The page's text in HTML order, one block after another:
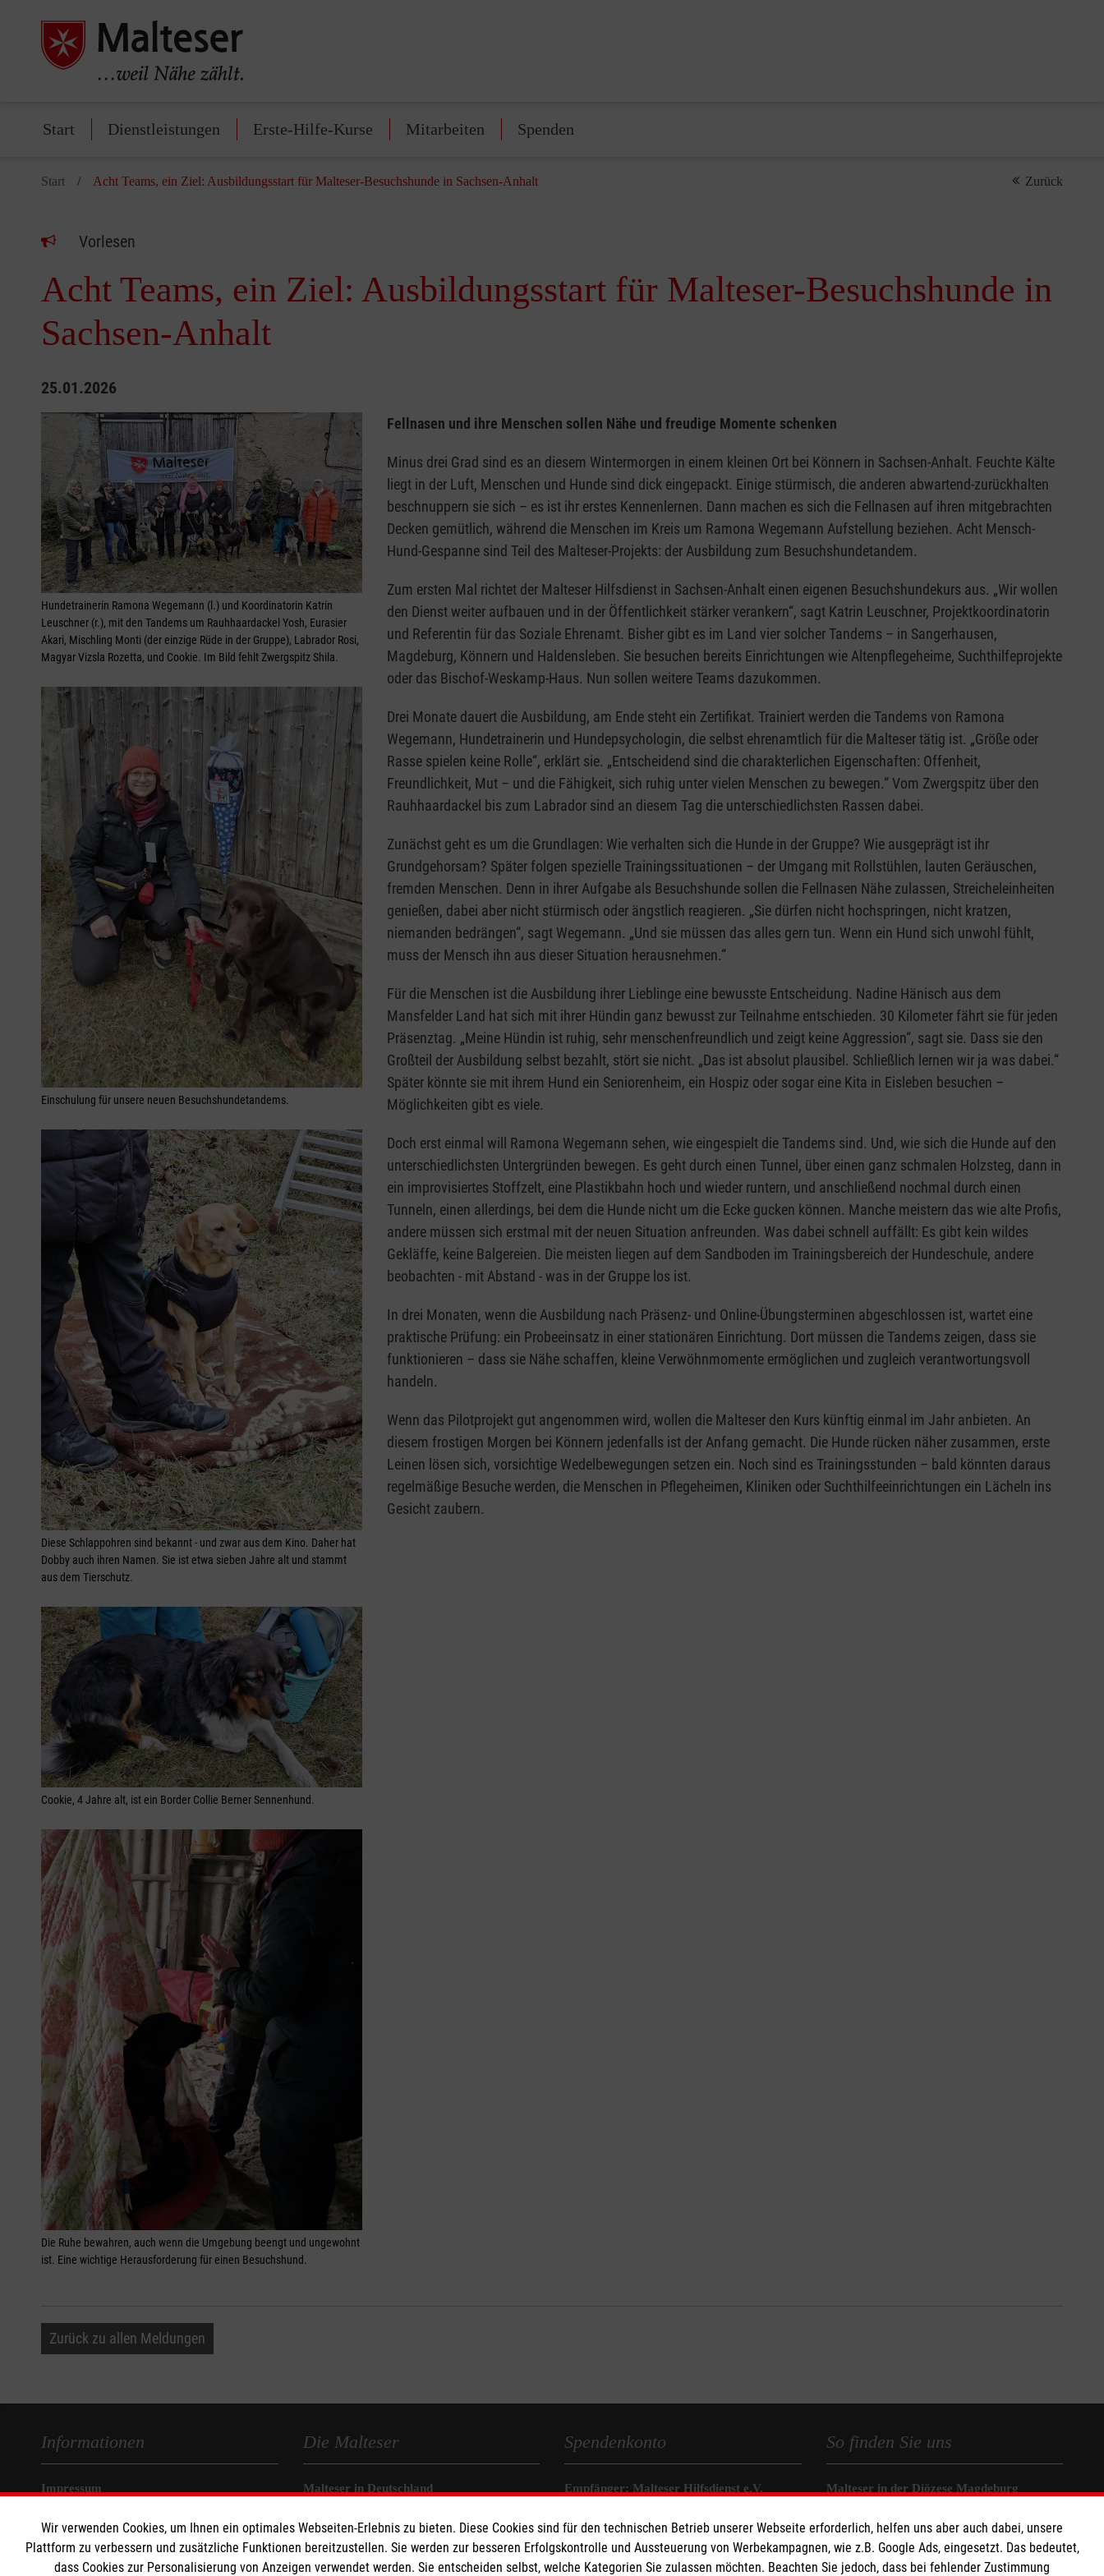
Start Dienstleistungen Erste-Hilfe-Kurse Mitarbeiten Spenden
Start Acht Teams, ein Ziel: Ausbildungsstart für Malteser-Besuchshunde in Sachsen-Anhalt Zurück
Vorlesen
Acht Teams, ein Ziel: Ausbildungsstart für Malteser-Besuchshunde in
Sachsen-Anhalt
25.01.2026
Hundetrainerin Ramona Wegemann (l.) und Koordinatorin Katrin
Leuschner (r.), mit den Tandems um Rauhhaardackel Yosh, Eurasier
Akari, Mischling Monti (der einzige Rüde in der Gruppe), Labrador Rosi,
Magyar Vizsla Rozetta, und Cookie. Im Bild fehlt Zwergspitz Shila.
Einschulung für unsere neuen Besuchshundetandems.
Diese Schlappohren sind bekannt - und zwar aus dem Kino. Daher hat
Dobby auch ihren Namen. Sie ist etwa sieben Jahre alt und stammt
aus dem Tierschutz.
Cookie, 4 Jahre alt, ist ein Border Collie Berner Sennenhund.
Die Ruhe bewahren, auch wenn die Umgebung beengt und ungewohnt
ist. Eine wichtige Herausforderung für einen Besuchshund.
Fellnasen und ihre Menschen sollen Nähe und freudige Momente schenken
Minus drei Grad sind es an diesem Wintermorgen in einem kleinen Ort bei Könnern in Sachsen-Anhalt. Feuchte Kälte
liegt in der Luft, Menschen und Hunde sind dick eingepackt. Einige stürmisch, die anderen abwartend-zurückhalten
beschnuppern sie sich – es ist ihr erstes Kennenlernen. Dann machen es sich die Fellnasen auf ihren mitgebrachten
Decken gemütlich, während die Menschen im Kreis um Ramona Wegemann Aufstellung beziehen. Acht Mensch-
Hund-Gespanne sind Teil des Malteser-Projekts: der Ausbildung zum Besuchshundetandem.
Zum ersten Mal richtet der Malteser Hilfsdienst in Sachsen-Anhalt einen eigenen Besuchshundekurs aus. „Wir wollen
den Dienst weiter aufbauen und in der Öffentlichkeit stärker verankern“, sagt Katrin Leuschner, Projektkoordinatorin
und Referentin für das Soziale Ehrenamt. Bisher gibt es im Land vier solcher Tandems – in Sangerhausen,
Magdeburg, Könnern und Haldensleben. Sie besuchen bereits Einrichtungen wie Altenpflegeheime, Suchthilfeprojekte
oder das Bischof-Weskamp-Haus. Nun sollen weitere Teams dazukommen.
Drei Monate dauert die Ausbildung, am Ende steht ein Zertifikat. Trainiert werden die Tandems von Ramona
Wegemann, Hundetrainerin und Hundepsychologin, die selbst ehrenamtlich für die Malteser tätig ist. „Größe oder
Rasse spielen keine Rolle“, erklärt sie. „Entscheidend sind die charakterlichen Eigenschaften: Offenheit,
Freundlichkeit, Mut – und die Fähigkeit, sich ruhig unter vielen Menschen zu bewegen.“ Vom Zwergspitz über den
Rauhhaardackel bis zum Labrador sind an diesem Tag die unterschiedlichsten Rassen dabei.
Zunächst geht es um die Grundlagen: Wie verhalten sich die Hunde in der Gruppe? Wie ausgeprägt ist ihr
Grundgehorsam? Später folgen spezielle Trainingssituationen – der Umgang mit Rollstühlen, lauten Geräuschen,
fremden Menschen. Denn in ihrer Aufgabe als Besuchshunde sollen die Fellnasen Nähe zulassen, Streicheleinheiten
genießen, dabei aber nicht stürmisch oder ängstlich reagieren. „Sie dürfen nicht hochspringen, nicht kratzen,
niemanden bedrängen“, sagt Wegemann. „Und sie müssen das alles gern tun. Wenn ein Hund sich unwohl fühlt,
muss der Mensch ihn aus dieser Situation herausnehmen.“
Für die Menschen ist die Ausbildung ihrer Lieblinge eine bewusste Entscheidung. Nadine Hänisch aus dem
Mansfelder Land hat sich mit ihrer Hündin ganz bewusst zur Teilnahme entschieden. 30 Kilometer fährt sie für jeden
Präsenztag. „Meine Hündin ist ruhig, sehr menschenfreundlich und zeigt keine Aggression“, sagt sie. Dass sie den
Großteil der Ausbildung selbst bezahlt, stört sie nicht. „Das ist absolut plausibel. Schließlich lernen wir ja was dabei.“
Später könnte sie mit ihrem Hund ein Seniorenheim, ein Hospiz oder sogar eine Kita in Eisleben besuchen –
Möglichkeiten gibt es viele.
Doch erst einmal will Ramona Wegemann sehen, wie eingespielt die Tandems sind. Und, wie sich die Hunde auf den
unterschiedlichsten Untergründen bewegen. Es geht durch einen Tunnel, über einen ganz schmalen Holzsteg, dann in
ein improvisiertes Stoffzelt, eine Plastikbahn hoch und wieder runtern, und anschließend nochmal durch einen
Tunneln, einen allerdings, bei dem die Hunde nicht um die Ecke gucken können. Manche meistern das wie alte Profis,
andere müssen sich erstmal mit der neuen Situation anfreunden. Was dabei schnell auffällt: Es gibt kein wildes
Gekläffe, keine Balgereien. Die meisten liegen auf dem Sandboden im Trainingsbereich der Hundeschule, andere
beobachten - mit Abstand - was in der Gruppe los ist.
In drei Monaten, wenn die Ausbildung nach Präsenz- und Online-Übungsterminen abgeschlossen ist, wartet eine
praktische Prüfung: ein Probeeinsatz in einer stationären Einrichtung. Dort müssen die Tandems zeigen, dass sie
funktionieren – dass sie Nähe schaffen, kleine Verwöhnmomente ermöglichen und zugleich verantwortungsvoll
handeln.
Wenn das Pilotprojekt gut angenommen wird, wollen die Malteser den Kurs künftig einmal im Jahr anbieten. An
diesem frostigen Morgen bei Könnern jedenfalls ist der Anfang gemacht. Die Hunde rücken näher zusammen, erste
Leinen lösen sich, vorsichtige Wedelbewegungen setzen ein. Noch sind es Trainingsstunden – bald könnten daraus
regelmäßige Besuche werden, die Menschen in Pflegeheimen, Kliniken oder Suchthilfeeinrichtungen ein Lächeln ins
Gesicht zaubern.
Zurück zu allen Meldungen
Informationen
Impressum
Barrierefreiheit
Kontakt
Die Malteser
Malteser in Deutschland
Sharepoint
Spendenkonto
Empfänger: Malteser Hilfsdienst e.V.
IBAN: DE48 3706 0120 1201 2290 10
BIC: GENODED1PA7
So finden Sie uns
Malteser in der Diözese Magdeburg
39118 Magdeburg
Wir verwenden Cookies, um Ihnen ein optimales Webseiten-Erlebnis zu bieten. Diese Cookies sind für den technischen Betrieb unserer Webseite erforderlich, helfen uns aber auch dabei, unsere
Plattform zu verbessern und zusätzliche Funktionen bereitzustellen. Sie werden zur besseren Erfolgskontrolle und Aussteuerung von Werbekampagnen, wie z.B. Google Ads, eingesetzt. Das bedeutet,
dass Cookies zur Personalisierung von Anzeigen verwendet werden. Sie entscheiden selbst, welche Kategorien Sie zulassen möchten. Beachten Sie jedoch, dass bei fehlender Zustimmung